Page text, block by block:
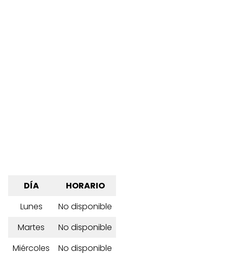
DÍA
HORARIO
Lunes
No disponible
Martes
No disponible
Miércoles
No disponible